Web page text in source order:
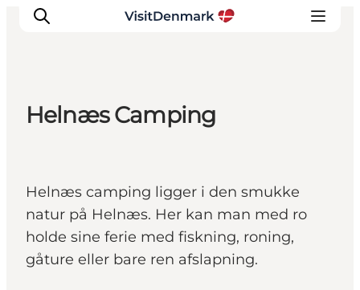
Oplevelser
Overnatning
Planlæg ferien
Helnæs Camping
Helnæs camping ligger i den smukke
natur på Helnæs. Her kan man med ro
holde sine ferie med fiskning, roning,
gåture eller bare ren afslapning.